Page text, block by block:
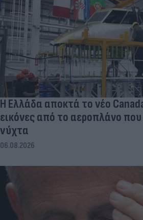
Η Ελλάδα αποκτά το νέο
εικόνες από το αεροπλάνο που
νύχτα
06.08.2026